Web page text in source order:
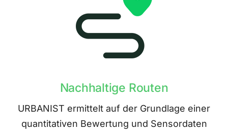
Nachhaltige Routen
URBANIST ermittelt auf der Grundlage einer
quantitativen Bewertung und Sensordaten